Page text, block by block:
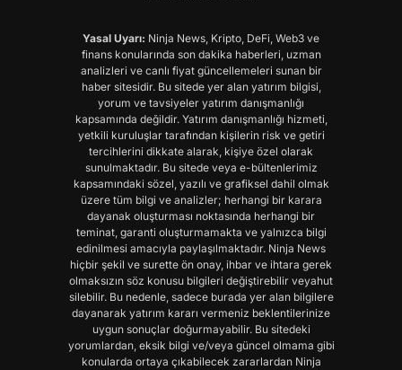
Yasal Uyarı: Ninja News, Kripto, DeFi, Web3 ve
finans konularında son dakika haberleri, uzman
analizleri ve canlı fiyat güncellemeleri sunan bir
haber sitesidir. Bu sitede yer alan yatırım bilgisi,
yorum ve tavsiyeler yatırım danışmanlığı
kapsamında değildir. Yatırım danışmanlığı hizmeti,
yetkili kuruluşlar tarafından kişilerin risk ve getiri
tercihlerini dikkate alarak, kişiye özel olarak
sunulmaktadır. Bu sitede veya e-bültenlerimiz
kapsamındaki sözel, yazılı ve grafiksel dahil olmak
üzere tüm bilgi ve analizler; herhangi bir karara
dayanak oluşturması noktasında herhangi bir
teminat, garanti oluşturmamakta ve yalnızca bilgi
edinilmesi amacıyla paylaşılmaktadır. Ninja News
hiçbir şekil ve surette ön onay, ihbar ve ihtara gerek
olmaksızın söz konusu bilgileri değiştirebilir veyahut
silebilir. Bu nedenle, sadece burada yer alan bilgilere
dayanarak yatırım kararı vermeniz beklentilerinize
uygun sonuçlar doğurmayabilir. Bu sitedeki
yorumlardan, eksik bilgi ve/veya güncel olmama gibi
konularda ortaya çıkabilecek zararlardan Ninja